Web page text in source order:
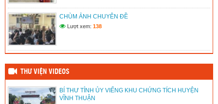
LIÊN ĐỘI TRƯỜNG TH&THCS TÂN THUẬN 2 PHÁT HUY
HIỆU QUẢ HOẠT ĐỘNG CỦA CÂU LẠC BỘ TƯ VẤN, TRỢ
GIÚP TRẺ EM NĂM HỌC 2025 – 2026
(14/06/2026)
CHÙM ẢNH CHUYÊN ĐỀ
Lượt xem: 138
THƯ VIỆN VIDEOS
BÍ THƯ TỈNH ỦY VIẾNG KHU CHỨNG TÍCH HUYỆN
VĨNH THUẬN